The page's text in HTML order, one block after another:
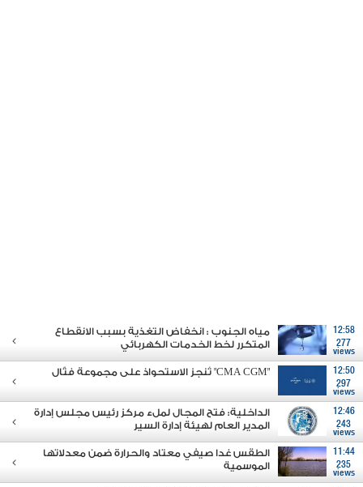
12:58
277
views
مياه الجنوب : انخفاض التغذية بسبب الانقطاع
المتكرر لخط الخدمات الكهربائي
12:50
297
views
"CMA CGM" تُنجز الاستحواذ على مجموعة فتّال
12:46
243
views
الداخلية: فتح المجال لملء مركز رئيس مجلس إدارة
المدير العام لهيئة إدارة السير
11:44
235
views
الطقس غدا صيفي معتاد والحرارة ضمن معدلاتها
الموسمية